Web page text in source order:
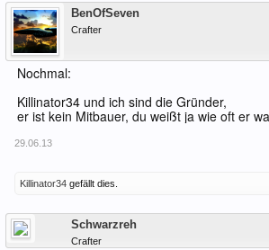
BenOfSeven
Crafter
Nochmal:
Killinator34 und ich sind die Gründer,
er ist kein Mitbauer, du weißt ja wie oft er
29.06.13
Killinator34 gefällt dies.
Schwarzreh
Crafter